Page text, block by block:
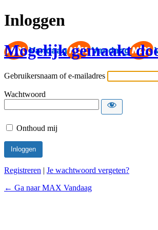
Inloggen
Mogelijk gemaakt
Gebruikersnaam of e-mailadres
Wachtwoord
Onthoud mij
Registreren | Je wachtwoord vergeten?
← Ga naar MAX Vandaag